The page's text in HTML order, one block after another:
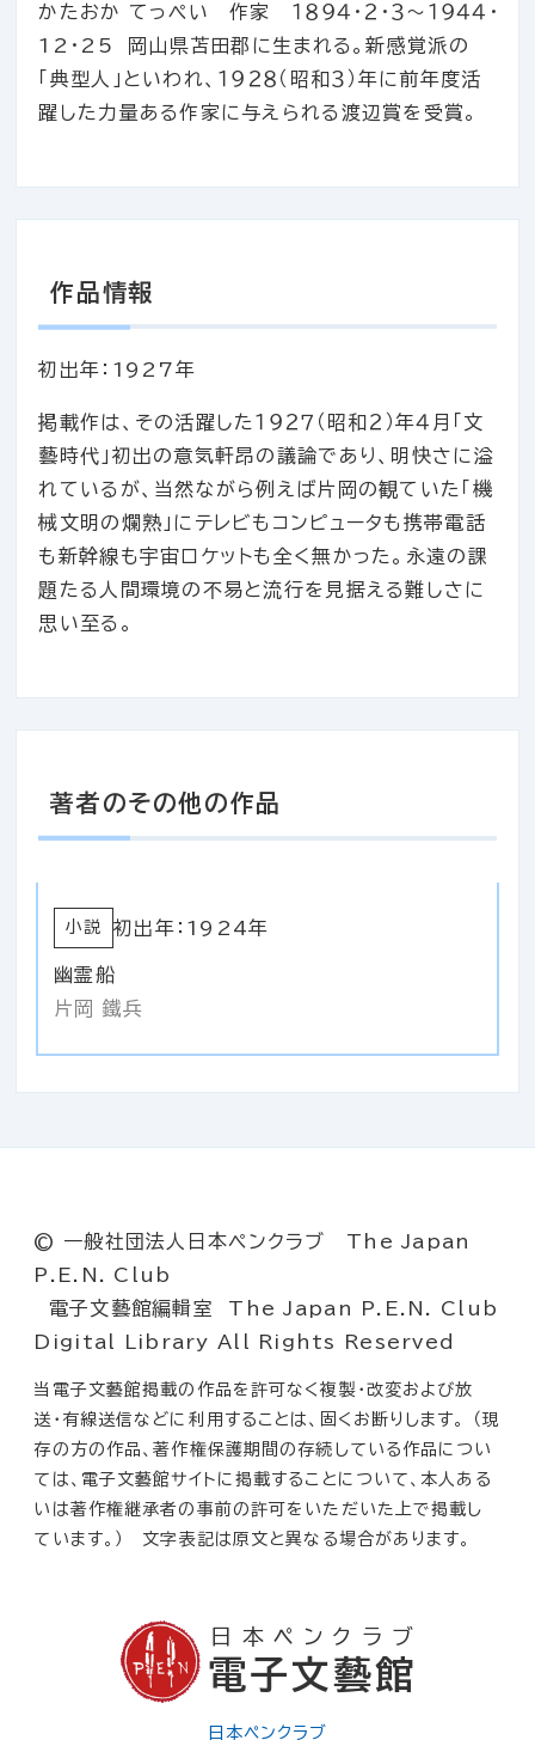
かたおか てっぺい 作家 １８９４・２・３～１９４４・
12・25 岡山県苫田郡に生まれる。新感覚派の
「典型人」といわれ、１９２８（昭和３）年に前年度活
躍した力量ある作家に与えられる渡辺賞を受賞。
作品情報
初出年：1927年
掲載作は、その活躍した１９２７（昭和２）年４月「文
藝時代」初出の意気軒昂の議論であり、明快さに溢
れているが、当然ながら例えば片岡の観ていた「機
械文明の爛熟」にテレビもコンピュータも携帯電話
も新幹線も宇宙ロケットも全く無かった。永遠の課
題たる人間環境の不易と流行を見据える難しさに
思い至る。
著者のその他の作品
小説 初出年：1924年
幽霊船
片岡 鐵兵
© 一般社団法人日本ペンクラブ The Japan
P.E.N. Club
電子文藝館編輯室 The Japan P.E.N. Club
Digital Library All Rights Reserved
当電子文藝館掲載の作品を許可なく複製・改変および放
送・有線送信などに利用することは、固くお断りします。 （現
存の方の作品、著作権保護期間の存続している作品につい
ては、電子文藝館サイトに掲載することについて、本人ある
いは著作権継承者の事前の許可をいただいた上で掲載し
ています。） 文字表記は原文と異なる場合があります。
日本ペンクラブ
電子文藝館
日本ペンクラブ